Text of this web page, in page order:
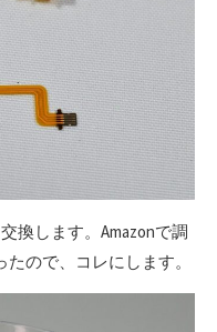
換します。Amazonで調
ので、コレにします。